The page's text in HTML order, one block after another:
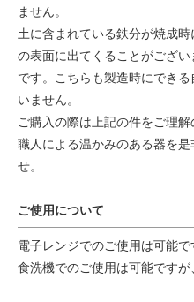
ません。
土に含まれている鉄分が焼成
の表面に出てくることがござ
です。こちらも製造時にでき
いません。
ご購入の際は上記の件をご理
職人による温かみのある器を
せ。
ご使用について
電子レンジでのご使用は可能で
食洗機でのご使用は可能ですが